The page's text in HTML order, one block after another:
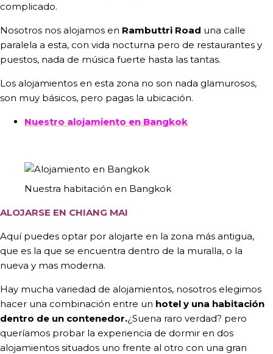
complicado.
Nosotros nos alojamos en Rambuttri Road una calle
paralela a esta, con vida nocturna pero de restaurantes y
puestos, nada de música fuerte hasta las tantas.
Los alojamientos en esta zona no son nada glamurosos,
son muy básicos, pero pagas la ubicación.
Nuestro alojamiento en Bangkok
Nuestra habitación en Bangkok
ALOJARSE EN CHIANG MAI
Aquí puedes optar por alojarte en la zona más antigua,
que es la que se encuentra dentro de la muralla, o la
nueva y mas moderna.
Hay mucha variedad de alojamientos, nosotros elegimos
hacer una combinación entre un hotel y una habitación
dentro de un contenedor.¿Suena raro verdad? pero
queríamos probar la experiencia de dormir en dos
alojamientos situados uno frente al otro con una gran